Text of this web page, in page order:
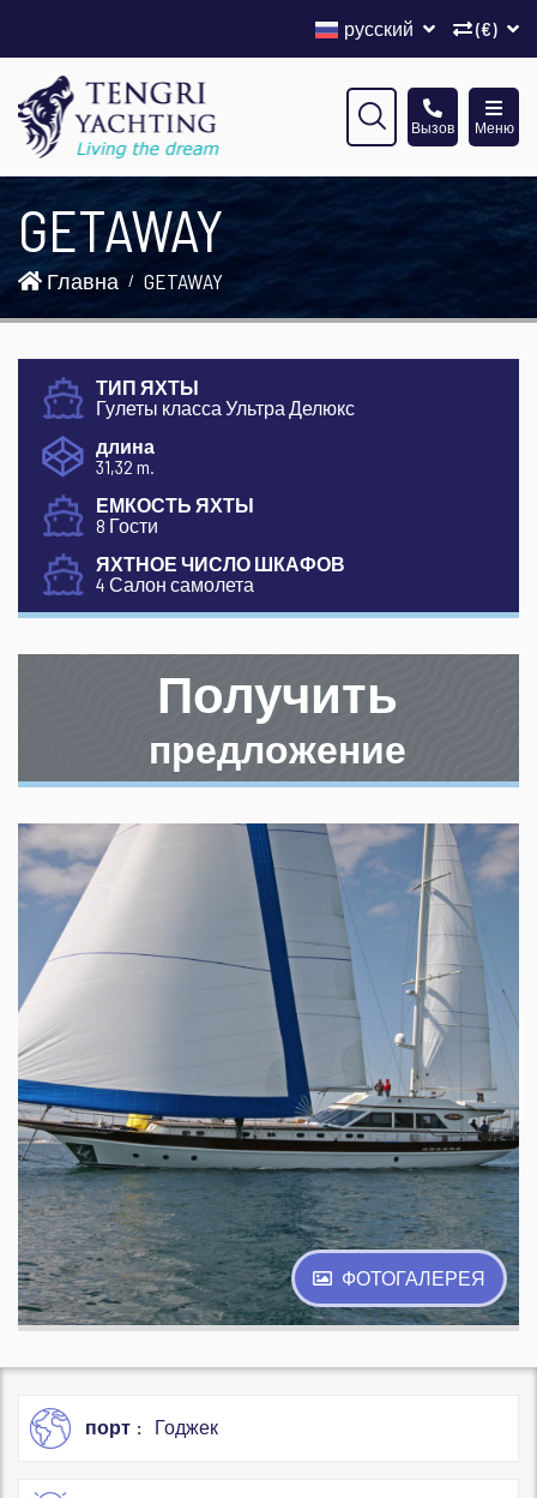
(€)
русский
Меню
Вызов
GETAWAY
Главна GETAWAY
ТИП ЯХТЫ
Гулеты класса Ультра Делюкс
длина
31,32 m.
ЕМКОСТЬ ЯХТЫ
8 Гости
ЯХТНОЕ ЧИСЛО ШКАФОВ
4 Салон самолета
Получить
предложение
ФОТОГАЛЕРЕЯ
порт Годжек